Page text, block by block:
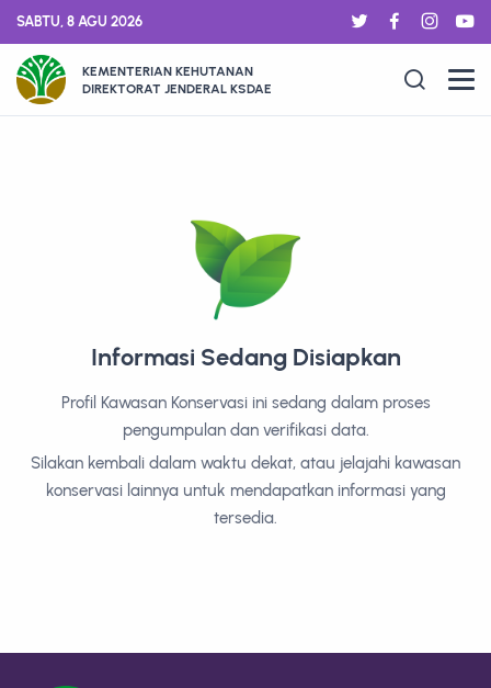
SABTU, 8 AGU 2026
KEMENTERIAN KEHUTANAN
DIREKTORAT JENDERAL KSDAE
Informasi Sedang Disiapkan
Profil Kawasan Konservasi ini sedang dalam proses
pengumpulan dan verifikasi data.
Silakan kembali dalam waktu dekat, atau jelajahi kawasan
konservasi lainnya untuk mendapatkan informasi yang
tersedia.